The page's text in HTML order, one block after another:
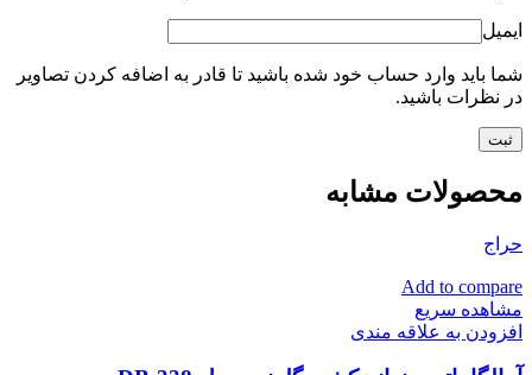
ایمیل
شما باید وارد حساب خود شده باشید تا قادر به اضافه کردن تصاویر
در نظرات باشید.
محصولات مشابه
حراج
Add to compare
مشاهده سریع
افزودن به علاقه مندی